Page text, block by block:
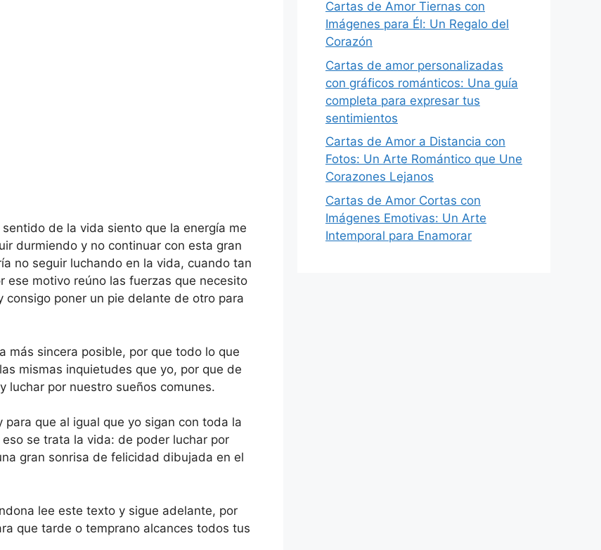
de la vida siento que la energía me
durmiendo y no continuar con esta gran
no seguir luchando en la vida, cuando tan
ese motivo reúno las fuerzas que necesito
poner un pie delante de otro para
más sincera posible, por que todo lo que
mismas inquietudes que yo, por que de
luchar por nuestro sueños comunes.
que al igual que yo sigan con toda la
se trata la vida: de poder luchar por
gran sonrisa de felicidad dibujada en el
lee este texto y sigue adelante, por
que tarde o temprano alcances todos tus
Cartas de Amor Tiernas con
Imágenes para Él: Un Regalo del
Corazón
Cartas de amor personalizadas
con gráficos románticos: Una guía
completa para expresar tus
sentimientos
Cartas de Amor a Distancia con
Fotos: Un Arte Romántico que Une
Corazones Lejanos
Cartas de Amor Cortas con
Imágenes Emotivas: Un Arte
Intemporal para Enamorar